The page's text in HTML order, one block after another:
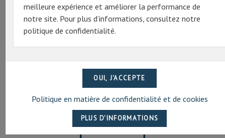
(professionnel, connectez-vous pour bénéficier de la
remise de 15%)
07 69 94 13 47
meilleure expérience et améliorer la performance de
notre site. Pour plus d’informations, consultez notre
politique de confidentialité.
Politique en matière de confidentialité et de cookies